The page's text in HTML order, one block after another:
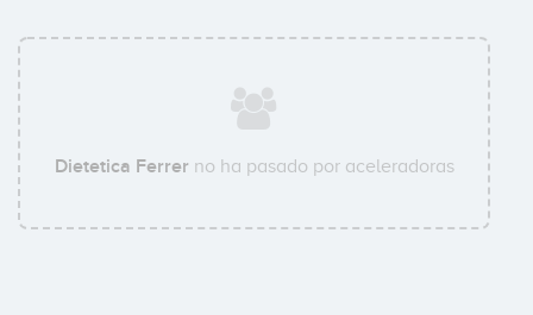
Dietetica Ferrer no ha pasado por aceleradoras